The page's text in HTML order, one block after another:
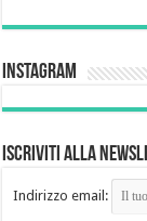
Instagram
Iscriviti alla
Indirizzo email: